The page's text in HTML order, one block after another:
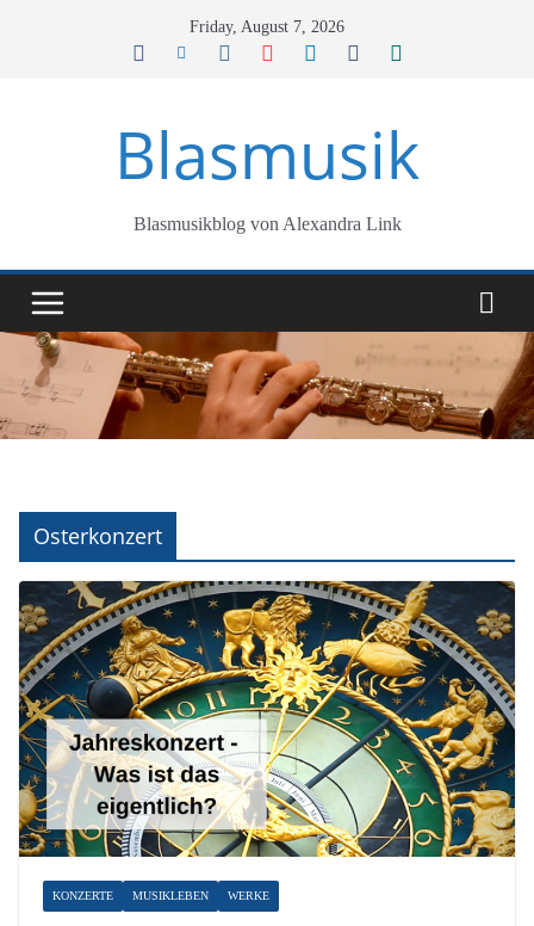
Friday, August 7, 2026
Blasmusik
Blasmusikblog von Alexandra Link
Osterkonzert
KONZERTE MUSIKLEBEN WERKE